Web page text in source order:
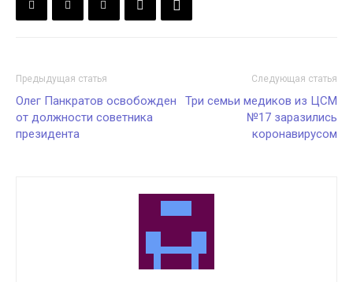
Предыдущая статья
Олег Панкратов освобожден
от должности советника
президента
Следующая статья
Три семьи медиков из ЦСМ
№17 заразились
коронавирусом